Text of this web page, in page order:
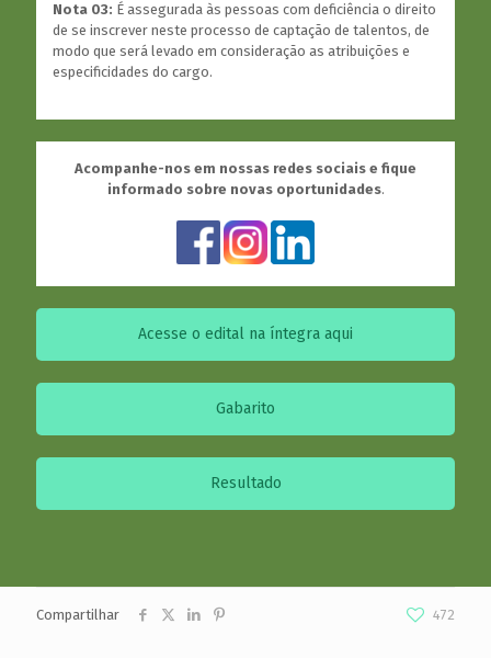
Nota 03: É assegurada às pessoas com deficiência o direito
de se inscrever neste processo de captação de talentos, de
modo que será levado em consideração as atribuições e
especificidades do cargo.
Acompanhe-nos em nossas redes sociais e fique
informado sobre novas oportunidades.
Acesse o edital na íntegra aqui
Gabarito
Resultado
Compartilhar 472